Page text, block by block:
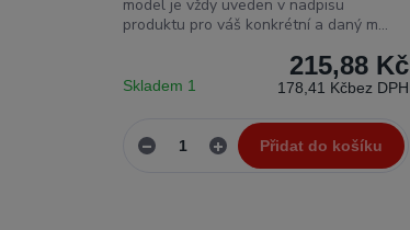
model je vždy uveden v nadpisu
produktu pro váš konkrétní a daný m...
215,88 Kč
178,41 Kčbez DPH
Skladem 1
Přidat do košíku